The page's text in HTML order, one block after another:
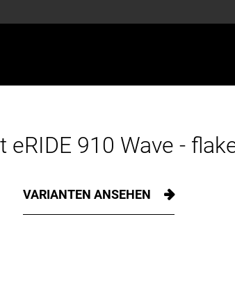
eRIDE 910 Wave -
VARIANTEN ANSEHEN